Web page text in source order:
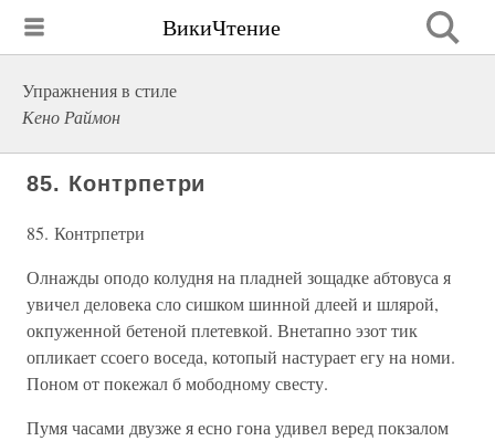
ВикиЧтение
Упражнения в стиле
Кено Раймон
85. Контрпетри
85. Контрпетри
Олнажды оподо колудня на пладней зощадке абтовуса я
увичел деловека сло сишком шинной длеей и шлярой,
окпуженной бетеной плетевкой. Внетапно эзот тик
опликает ссоего воседа, котопый настурает егу на номи.
Поном от покежал б мободному свесту.
Пумя часами двузже я есно гона удивел веред покзалом